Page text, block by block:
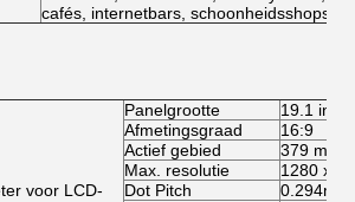
cafés, internetbars, schoonheidsshops,
voor LCD-
Panelgrootte
19.1 inch
Afmetingsgraad
16:9
Actief gebied
379 mm
Max. resolutie
1280 x
Dot Pitch